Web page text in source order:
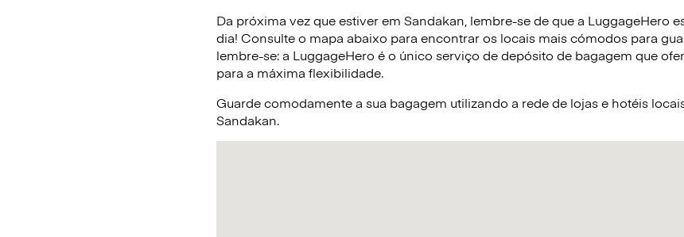
Da próxima vez que estiver em Sandakan, lembre-se de que a LuggageHero
dia! Consulte o mapa abaixo para encontrar os locais mais cómodos para
lembre-se: a LuggageHero é o único serviço de depósito de bagagem que
para a máxima flexibilidade.
Guarde comodamente a sua bagagem utilizando a rede de lojas e hotéis
Sandakan.